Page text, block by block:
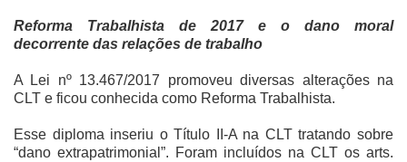
Reforma Trabalhista de 2017 e o dano moral
decorrente das relações de trabalho
A Lei nº 13.467/2017 promoveu diversas alterações na
CLT e ficou conhecida como Reforma Trabalhista.
Esse diploma inseriu o Título II-A na CLT tratando sobre
“dano extrapatrimonial”. Foram incluídos na CLT os arts.